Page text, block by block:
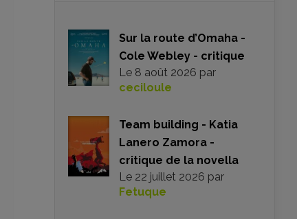
Sur la route d’Omaha -
Cole Webley - critique
Le 8 août 2026 par
ceciloule
Team building - Katia
Lanero Zamora -
critique de la novella
Le 22 juillet 2026 par
Fetuque